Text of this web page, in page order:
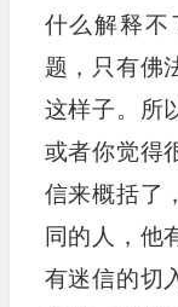
什么解释不
题，只有佛
这样子。所
或者你觉得
信来概括了
同的人，他
有迷信的切